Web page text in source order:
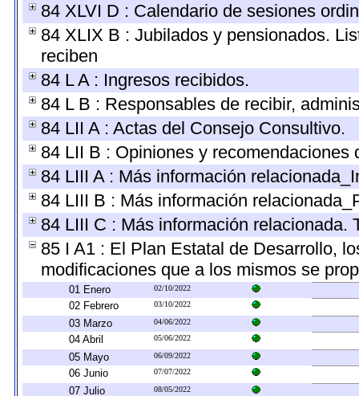
84 XLVI D : Calendario de sesiones
84 XLIX B : Jubilados y pensionados.
reciben
84 L A : Ingresos recibidos.
84 L B : Responsables de recibir,
84 LII A : Actas del Consejo Consultivo.
84 LII B : Opiniones y recomendaciones
84 LIII A : Más información
84 LIII B : Más información
84 LIII C : Más información relacionada.
85 I A1 : El Plan Estatal de Desarrollo,
modificaciones que a los mismos se
01 Enero 02/10/2022
02 Febrero 03/10/2022
03 Marzo 04/06/2022
04 Abril 05/06/2022
05 Mayo 06/09/2022
06 Junio 07/07/2022
07 Julio 08/05/2022